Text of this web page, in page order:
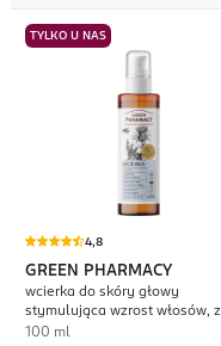
TYLKO U NAS
4,8
GREEN PHARMACY
wcierka do skóry głowy
stymulująca wzrost włosów, z
Łopianem
100 ml